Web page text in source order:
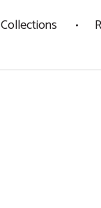
Collections